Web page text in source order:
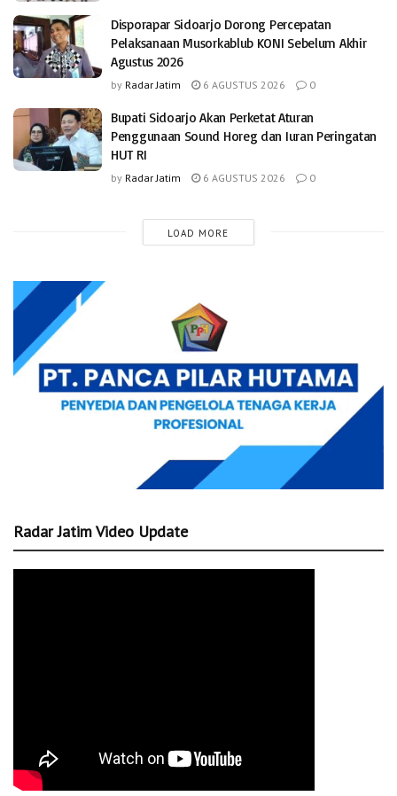
Disporapar Sidoarjo Dorong Percepatan
Pelaksanaan Musorkablub KONI Sebelum Akhir
Agustus 2026
by Radar Jatim 6 AGUSTUS 2026 0
Bupati Sidoarjo Akan Perketat Aturan
Penggunaan Sound Horeg dan Iuran Peringatan
HUT RI
by Radar Jatim 6 AGUSTUS 2026 0
LOAD MORE
Radar Jatim Video Update